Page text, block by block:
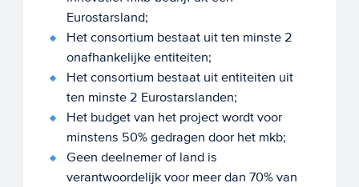
Eurostarsland;
Het consortium bestaat uit ten minste 2
onafhankelijke entiteiten;
Het consortium bestaat uit entiteiten uit
ten minste 2 Eurostarslanden;
Het budget van het project wordt voor
minstens 50% gedragen door het mkb;
Geen deelnemer of land is
verantwoordelijk voor meer dan 70% van